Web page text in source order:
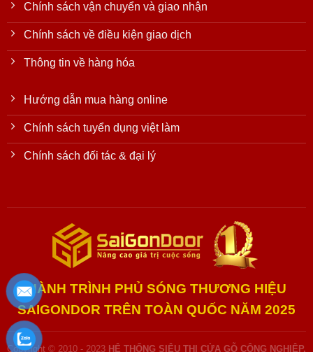
Chính sách vận chuyển và giao nhận
Chính sách về điều kiện giao dịch
Thông tin về hàng hóa
Hướng dẫn mua hàng online
Chính sách tuyển dụng việt làm
Chính sách đối tác & đại lý
HÀNH TRÌNH PHỦ SÓNG THƯƠNG HIỆU
SAIGONDOR TRÊN TOÀN QUỐC NĂM 2025
Copyright © 2010 - 2023 HỆ THỐNG SIÊU THỊ CỬA GỖ CÔNG NGHIỆP,